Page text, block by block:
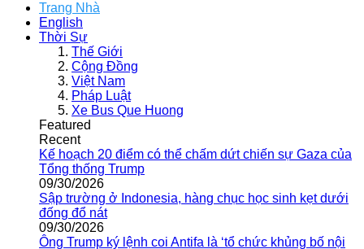
Trang Nhà
English
Thời Sự
Thế Giới
Cộng Đồng
Việt Nam
Pháp Luật
Xe Bus Que Huong
Featured
Recent
Kế hoạch 20 điểm có thể chấm dứt chiến sự Gaza của
Tổng thống Trump
09/30/2026
Sập trường ở Indonesia, hàng chục học sinh kẹt dưới
đống đổ nát
09/30/2026
Ông Trump ký lệnh coi Antifa là ‘tổ chức khủng bố nội